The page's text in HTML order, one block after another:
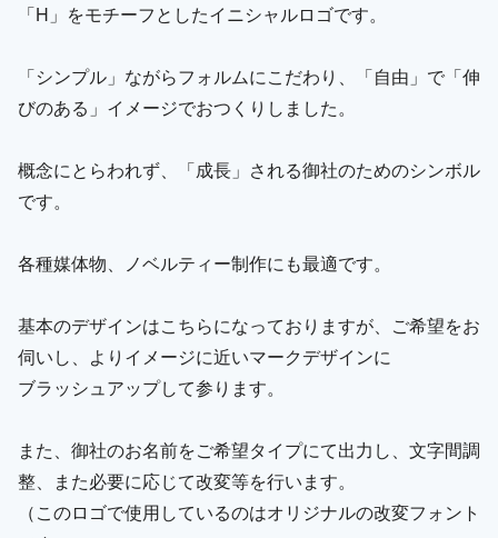
「H」をモチーフとしたイニシャルロゴです。
「シンプル」ながらフォルムにこだわり、「自由」で「伸
びのある」イメージでおつくりしました。
概念にとらわれず、「成長」される御社のためのシンボル
です。
各種媒体物、ノベルティー制作にも最適です。
基本のデザインはこちらになっておりますが、ご希望をお
伺いし、よりイメージに近いマークデザインに
ブラッシュアップして参ります。
また、御社のお名前をご希望タイプにて出力し、文字間調
整、また必要に応じて改変等を行います。
（このロゴで使用しているのはオリジナルの改変フォント